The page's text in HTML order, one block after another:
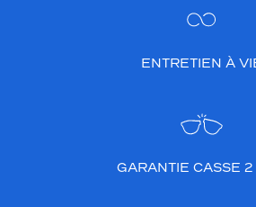
ENTRETIEN À
GARANTIE CASSE 2